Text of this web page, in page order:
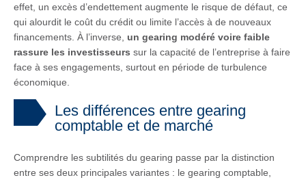
effet, un excès d’endettement augmente le risque de défaut, ce
qui alourdit le coût du crédit ou limite l’accès à de nouveaux
financements. À l’inverse, un gearing modéré voire faible
rassure les investisseurs sur la capacité de l’entreprise à faire
face à ses engagements, surtout en période de turbulence
économique.
Les différences entre gearing
comptable et de marché
Comprendre les subtilités du gearing passe par la distinction
entre ses deux principales variantes : le gearing comptable,